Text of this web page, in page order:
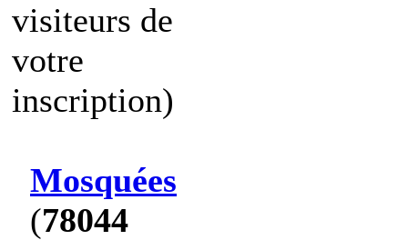
visiteurs de
votre
inscription)
Mosquées
(78044